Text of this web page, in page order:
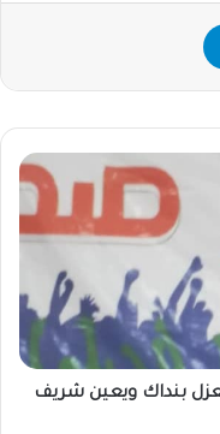
بنداك ويعين شريف